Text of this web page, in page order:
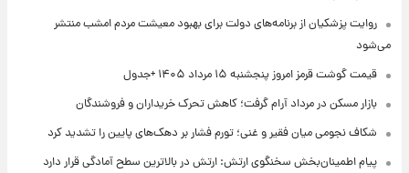
روایت پزشکیان از برنامه‌های دولت برای بهبود معیشت مردم امشب منتشر
می‌شود
قیمت گوشت قرمز امروز پنجشنبه ۱۵ مرداد ۱۴۰۵ +جدول
بازار مسکن در مرداد آرام گرفت؛ کاهش تحرک خریداران و فروشندگان
شکاف نجومی میان فقیر و غنی؛ تورم فشار بر دهک‌های پایین را تشدید کرد
پیام اطمینان‌بخش سخنگوی ارتش: ارتش در بالاترین سطح آمادگی قرار دارد